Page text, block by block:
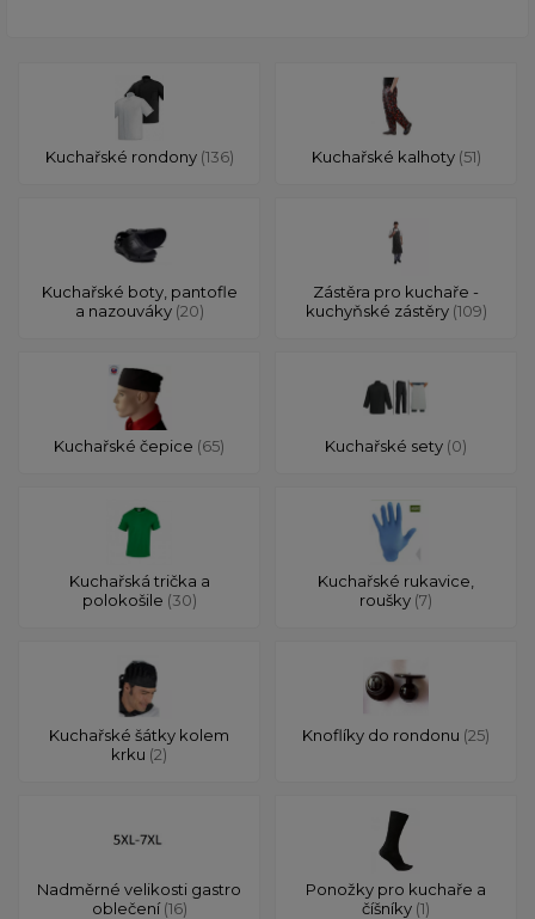
Kuchařské rondony (136) Kuchařské kalhoty (51)
Kuchařské boty, pantofle
a nazouváky (20)
Zástěra pro kuchaře -
kuchyňské zástěry (109)
Kuchařské čepice (65) Kuchařské sety (0)
Kuchařská trička a
polokošile (30)
Kuchařské rukavice,
roušky (7)
Kuchařské šátky kolem
krku (2)
Knoflíky do rondonu (25)
Nadměrné velikosti gastro
oblečení(16)
Ponožky pro kuchaře a
číšníky (1)